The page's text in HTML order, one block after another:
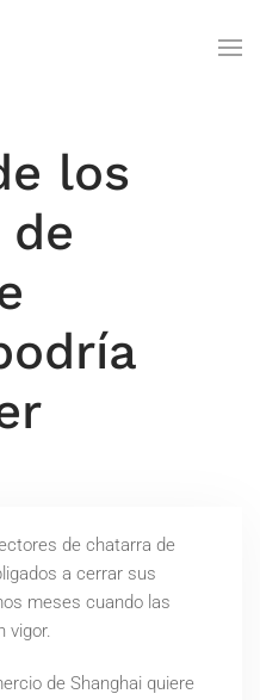
los
de chatarra de
a cerrar sus
meses cuando las
vigor.
de Shanghai quiere